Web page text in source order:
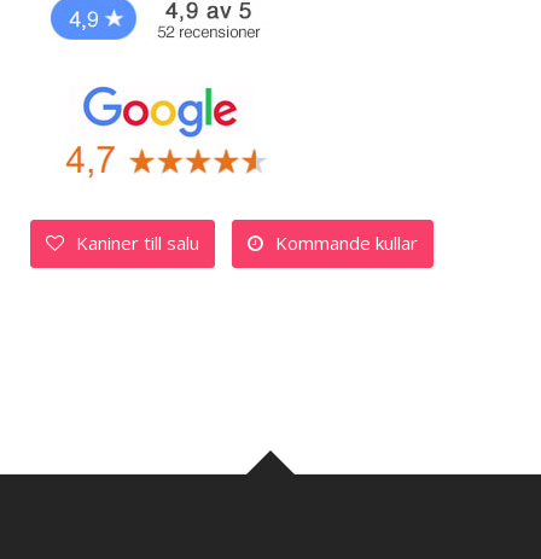
Kaniner till salu Kommande kullar